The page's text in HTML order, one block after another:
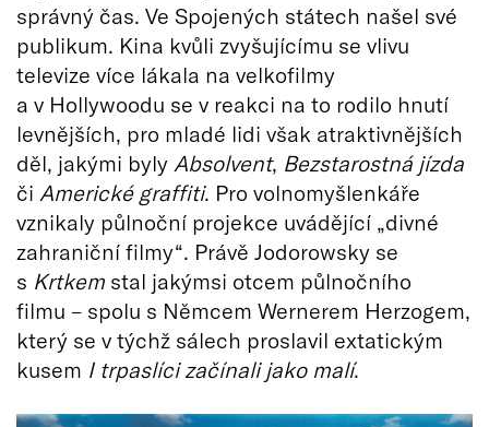
správný čas. Ve Spojených státech našel své
publikum. Kina kvůli zvyšujícímu se vlivu
televize více lákala na velkofilmy
a v Hollywoodu se v reakci na to rodilo hnutí
levnějších, pro mladé lidi však atraktivnějších
děl, jakými byly Absolvent, Bezstarostná jízda
či Americké graffiti. Pro volnomyšlenkáře
vznikaly půlnoční projekce uvádějící „divné
zahraniční filmy“. Právě Jodorowsky se
s Krtkem stal jakýmsi otcem půlnočního
filmu – spolu s Němcem Wernerem Herzogem,
který se v týchž sálech proslavil extatickým
kusem I trpaslíci začínali jako malí.